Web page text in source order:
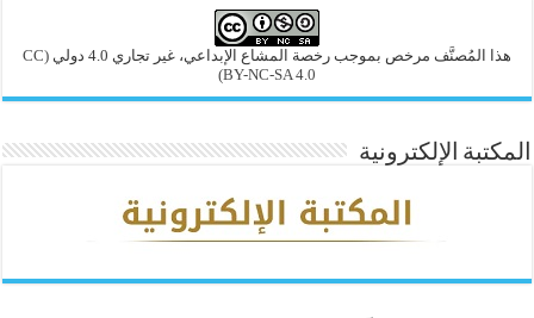
هذا المُصنَّف مرخص بموجب رخصة المشاع الإبداعي، غير تجاري 4.0 دولي
(CC
BY-NC-SA 4.0)
المكتبة الإلكترونية